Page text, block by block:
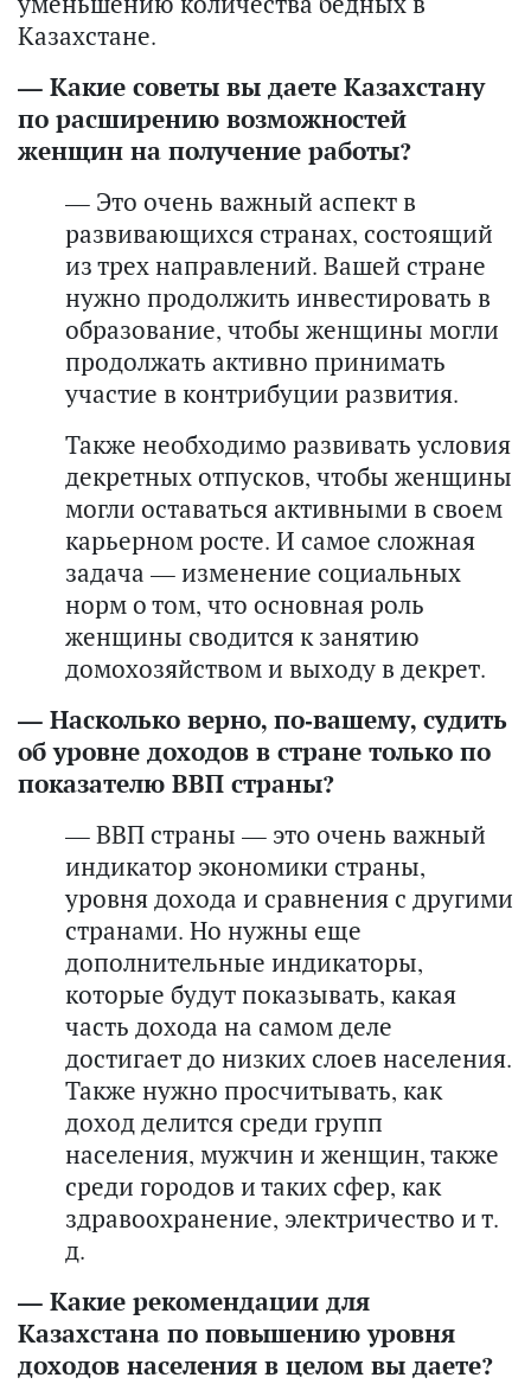
Казахстане.
— Какие советы вы даете Казахстану
по расширению возможностей
женщин на получение работы?
— Это очень важный аспект в
развивающихся странах, состоящий
из трех направлений. Вашей стране
нужно продолжить инвестировать в
образование, чтобы женщины могли
продолжать активно принимать
участие в контрибуции развития.
Также необходимо развивать условия
декретных отпусков, чтобы женщины
могли оставаться активными в своем
карьерном росте. И самое сложная
задача — изменение социальных
норм о том, что основная роль
женщины сводится к занятию
домохозяйством и выходу в декрет.
— Насколько верно, по-вашему, судить
об уровне доходов в стране только по
показателю ВВП страны?
— ВВП страны — это очень важный
индикатор экономики страны,
уровня дохода и сравнения с другими
странами. Но нужны еще
дополнительные индикаторы,
которые будут показывать, какая
часть дохода на самом деле
достигает до низких слоев населения.
Также нужно просчитывать, как
доход делится среди групп
населения, мужчин и женщин, также
среди городов и таких сфер, как
здравоохранение, электричество и т.
д.
— Какие рекомендации для
Казахстана по повышению уровня
доходов населения в целом вы даете?